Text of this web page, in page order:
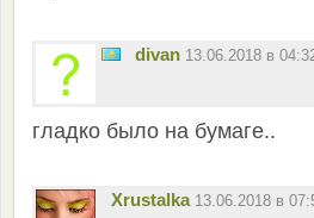
divan 13.06.2018 в
гладко было на бумаге..
Xrustalka 13.06.2018 в